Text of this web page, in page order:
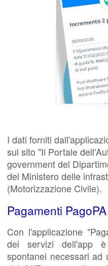
I dati forniti
sul sito "Il Portale
government del
del Ministero delle
(Motorizzazione Civile).
Pagamenti PagoPA
Con l'applicazione
dei servizi dell'app
spontanei necessari ad